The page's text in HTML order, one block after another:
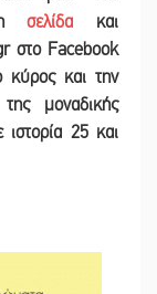
σελίδα και
στο Facebook
κύρος και την
της μοναδικής
25 και